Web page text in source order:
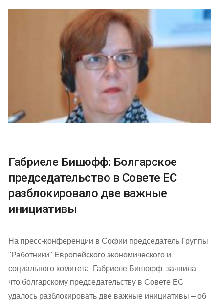
Габриеле Бишофф: Болгарское
председательство в Совете ЕС
разблокировало две важные
инициативы
На пресс-конференции в Софии председатель Группы
"Работники" Европейского экономического и
социального комитета Габриеле Бишофф заявила,
что болгарскому председательству в Совете ЕС
удалось разблокировать две важные инициативы – об